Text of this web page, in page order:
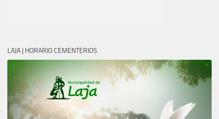
LAJA | HORARIO CEMENTERIOS